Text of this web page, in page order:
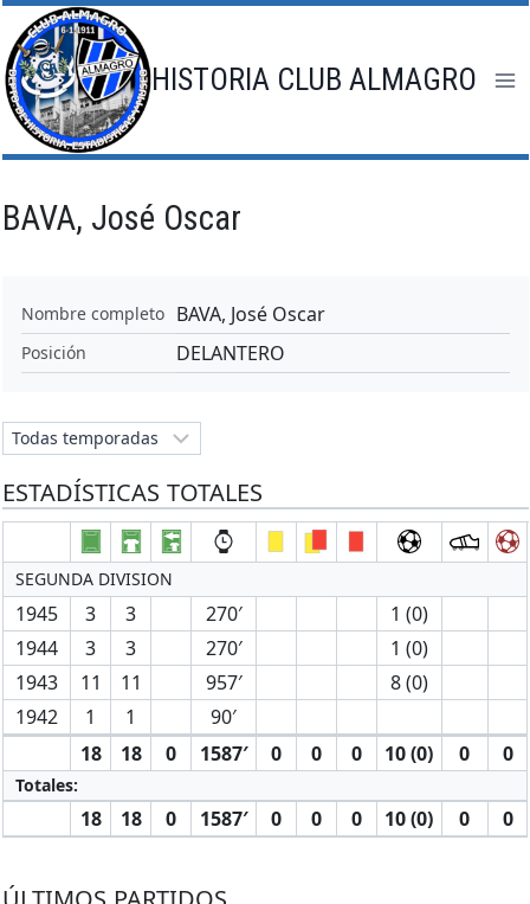
Saltar
al
contenido
HISTORIA CLUB ALMAGRO
BAVA, José Oscar
Nombre completo BAVA, José Oscar
Posición DELANTERO
ESTADÍSTICAS TOTALES
SEGUNDA DIVISION
1945 3 3 270′
1 (0)
1944
3 3 270′
1 (0)
1943
11 11 957′
8 (0)
1942
1 1
90′
18
18 0 1587′ 0 0 0 10 (0) 0 0
Totales:
18 18 0 1587′ 0 0 0 10 (0) 0 0